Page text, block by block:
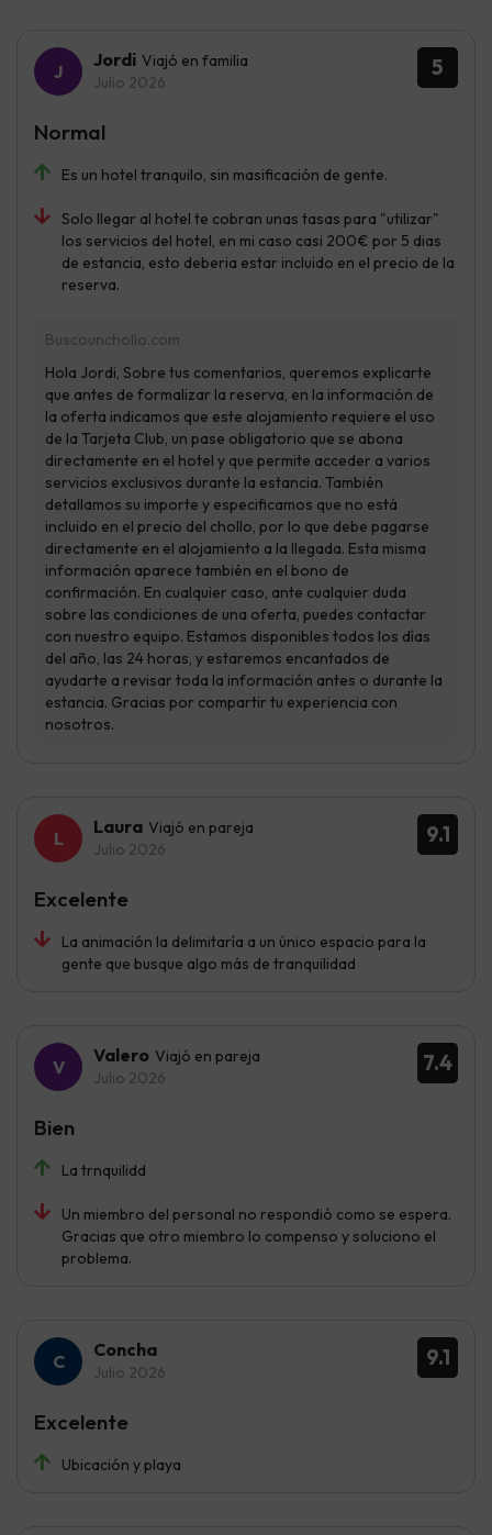
5
Jordi Viajó en familia
Julio 2026
Es un hotel tranquilo, sin masificación de gente.
Solo llegar al hotel te cobran unas tasas para "utilizar"
los servicios del hotel, en mi caso casi 200€ por 5 dias
de estancia, esto deberia estar incluido en el precio de la
reserva.
Normal
9.1
Laura Viajó en pareja
Julio 2026
La animación la delimitaría a un único espacio para la
gente que busque algo más de tranquilidad
Excelente
7.4
Valero Viajó en pareja
Julio 2026
La trnquilidd
Un miembro del personal no respondió como se espera.
Gracias que otro miembro lo compenso y soluciono el
problema.
Bien
9.1
Concha
Julio 2026
Ubicación y playa
Excelente